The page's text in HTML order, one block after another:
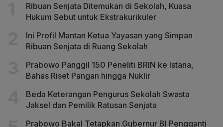
Ribuan Senjata Ditemukan di Sekolah, Kuasa
Hukum Sebut untuk Ekstrakurikuler
Ini Profil Mantan Ketua Yayasan yang Simpan
Ribuan Senjata di Ruang Sekolah
Prabowo Panggil 150 Peneliti BRIN ke Istana,
Bahas Riset Pangan hingga Nuklir
Beda Keterangan Pengurus Sekolah Swasta
Jaksel dan Pemilik Ratusan Senjata
Prabowo Bakal Tetapkan Gubernur BI Pengganti